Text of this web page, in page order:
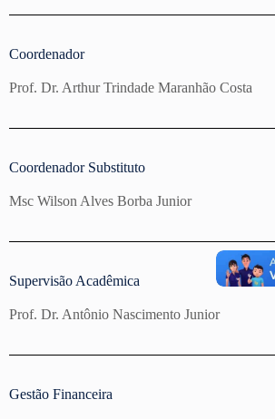
Coordenador
Prof. Dr. Arthur Trindade Maranhão Costa
Coordenador Substituto​
Msc Wilson Alves Borba Junior
Supervisão Acadêmica
Prof. Dr. Antônio Nascimento Junior
Gestão Financeira